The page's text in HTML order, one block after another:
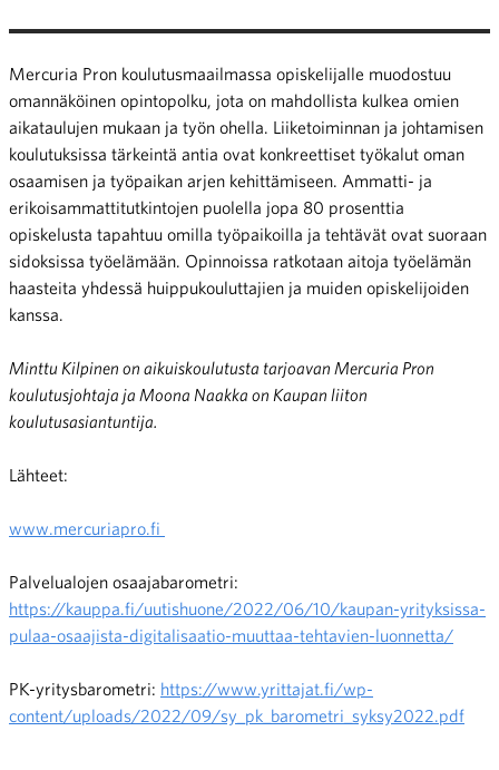
Mercuria Pron koulutusmaailmassa opiskelijalle muodostuu
omannäköinen opintopolku, jota on mahdollista kulkea omien
aikataulujen mukaan ja työn ohella. Liiketoiminnan ja johtamisen
koulutuksissa tärkeintä antia ovat konkreettiset työkalut oman
osaamisen ja työpaikan arjen kehittämiseen. Ammatti- ja
erikoisammattitutkintojen puolella jopa 80 prosenttia
opiskelusta tapahtuu omilla työpaikoilla ja tehtävät ovat suoraan
sidoksissa työelämään. Opinnoissa ratkotaan aitoja työelämän
haasteita yhdessä huippukouluttajien ja muiden opiskelijoiden
kanssa.
Minttu Kilpinen on aikuiskoulutusta tarjoavan Mercuria Pron
koulutusjohtaja ja Moona Naakka on Kaupan liiton
koulutusasiantuntija.
Lähteet:
www.mercuriapro.fi
Palvelualojen osaajabarometri:
https://kauppa.fi/uutishuone/2022/06/10/kaupan-yrityksissa-
pulaa-osaajista-digitalisaatio-muuttaa-tehtavien-luonnetta/
PK-yritysbarometri: https://www.yrittajat.fi/wp-
content/uploads/2022/09/sy_pk_barometri_syksy2022.pdf